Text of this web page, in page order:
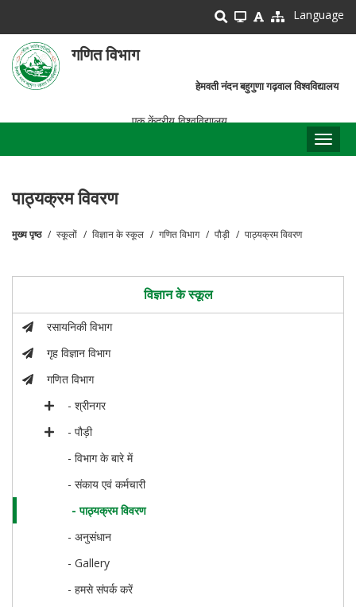
main
content
Language
गणित विभाग
हेमवती नंदन बहुगुणा गढ़वाल विश्वविद्यालय
एक केंद्रीय विश्वविद्यालय
पाठ्यक्रम विवरण
मुख्य पृष्ठ स्कूलों विज्ञान के स्कूल गणित विभाग पौड़ी पाठ्यक्रम विवरण
विज्ञान के स्कूल
रसायनिकी विभाग
गृह विज्ञान विभाग
गणित विभाग
- श्रीनगर
- पौड़ी
- विभाग के बारे में
- संकाय एवं कर्मचारी
- पाठ्यक्रम विवरण
- अनुसंधान
- Gallery
- हमसे संपर्क करें